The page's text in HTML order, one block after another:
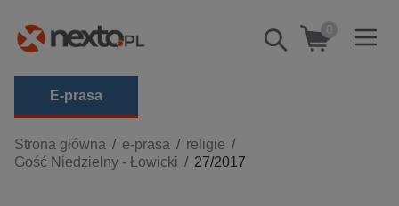
Pokaż/schowaj
wyszukiwarkę
0
E-prasa
Kategorie
Zobacz wszystkie E-prasa
Strona główna e-prasa
religie
Gość Niedzielny - Łowicki
27/2017